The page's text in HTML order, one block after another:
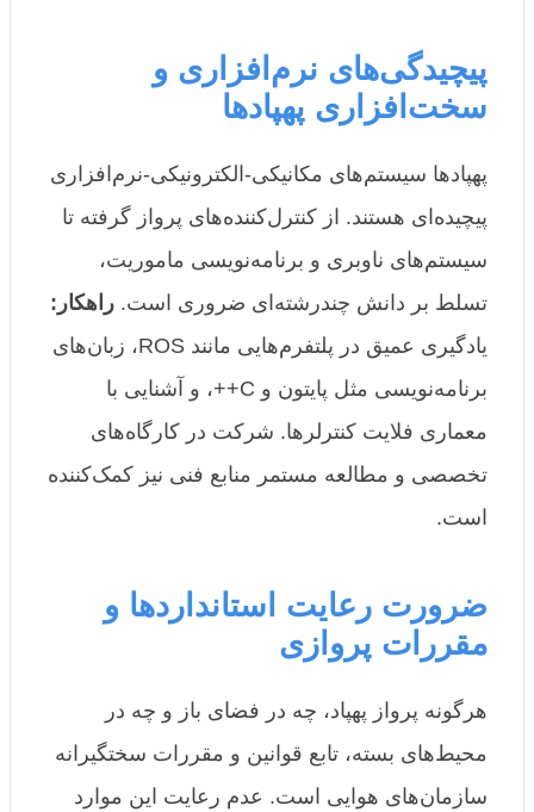
پیچیدگی‌های نرم‌افزاری و
سخت‌افزاری پهپادها
پهپادها سیستم‌های مکانیکی-الکترونیکی-نرم‌افزاری
پیچیده‌ای هستند. از کنترل‌کننده‌های پرواز گرفته تا
سیستم‌های ناوبری و برنامه‌نویسی ماموریت،
تسلط بر دانش چندرشته‌ای ضروری است. راهکار:
یادگیری عمیق در پلتفرم‌هایی مانند ROS، زبان‌های
برنامه‌نویسی مثل پایتون و C++، و آشنایی با
معماری فلایت کنترلرها. شرکت در کارگاه‌های
تخصصی و مطالعه مستمر منابع فنی نیز کمک‌کننده
است.
ضرورت رعایت استانداردها و
مقررات پروازی
هرگونه پرواز پهپاد، چه در فضای باز و چه در
محیط‌های بسته، تابع قوانین و مقررات سختگیرانه
سازمان‌های هوایی است. عدم رعایت این موارد